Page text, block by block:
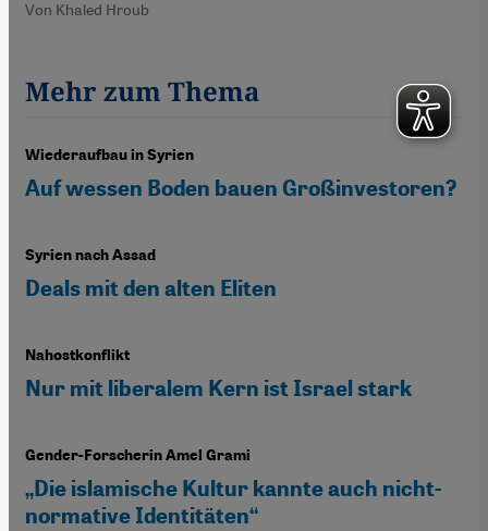
Von Khaled Hroub
Mehr zum Thema
Wiederaufbau in Syrien
Auf wessen Boden bauen Großinvestoren?
Syrien nach Assad
Deals mit den alten Eliten
Nahostkonflikt
Nur mit liberalem Kern ist Israel stark
Gender-Forscherin Amel Grami
„Die islamische Kultur kannte auch nicht-
normative Identitäten“